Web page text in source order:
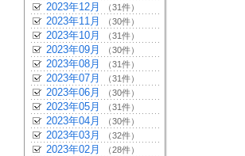
2023年12月 （31件）
2023年11月 （30件）
2023年10月 （31件）
2023年09月 （30件）
2023年08月 （31件）
2023年07月 （31件）
2023年06月 （30件）
2023年05月 （31件）
2023年04月 （30件）
2023年03月 （32件）
2023年02月 （28件）